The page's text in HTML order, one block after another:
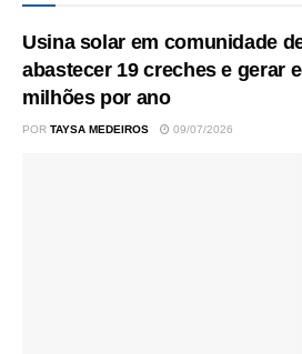
Usina solar em comunidade
abastecer 19 creches e gerar
milhões por ano
POR TAYSA MEDEIROS 09/07/2026